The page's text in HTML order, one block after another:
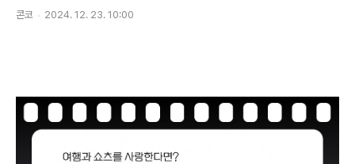
콘코 2024. 12. 23. 10:00